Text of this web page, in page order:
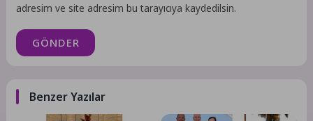
adresim ve site adresim bu tarayıcıya kaydedilsin.
GÖNDER
Benzer Yazılar